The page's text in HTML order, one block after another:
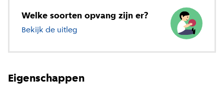
Welke soorten opvang zijn er?
Bekijk de uitleg over verschillende soorten opvang
Eigenschappen